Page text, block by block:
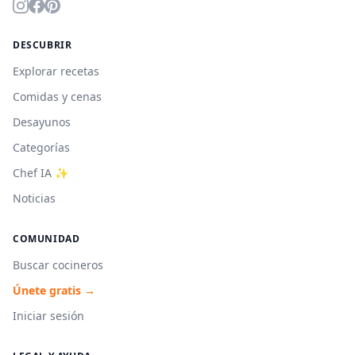
DESCUBRIR
Explorar recetas
Comidas y cenas
Desayunos
Categorías
Chef IA ✨
Noticias
COMUNIDAD
Buscar cocineros
Únete gratis →
Iniciar sesión